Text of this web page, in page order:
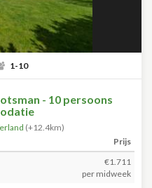
1-10
- 10 persoons
(+12.4km)
Prijs
€1.711
per midweek